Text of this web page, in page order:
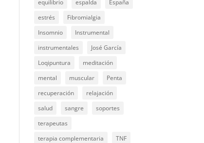
equilibrio
espalda
España
estrés
Fibromialgia
Insomnio
Instrumental
instrumentales
José García
Loqipuntura
meditación
mental
muscular
Penta
recuperación
relajación
salud
sangre
soportes
terapeutas
terapia complementaria
TNF